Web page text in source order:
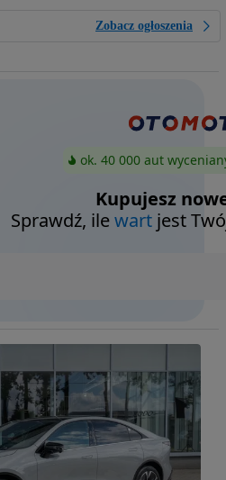
Zobacz ogłoszenia
ok. 40 000 aut
Kupujesz
Sprawdź, ilewart jest